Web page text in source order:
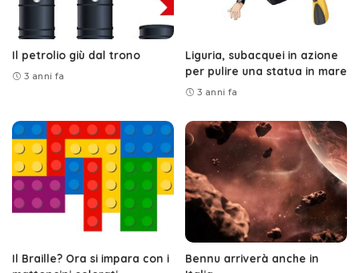
Il petrolio giù dal trono
3 anni fa
Liguria, subacquei in azione
per pulire una statua in mare
3 anni fa
Il Braille? Ora si impara con i
Bennu arriverà anche in